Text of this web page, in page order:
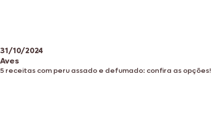
31/10/2024
Aves
5 receitas com peru assado e defumado: confira as opções!